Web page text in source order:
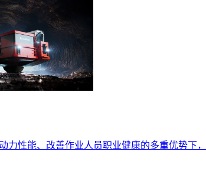
力性能、改善作业人员职业健康的多重优势下